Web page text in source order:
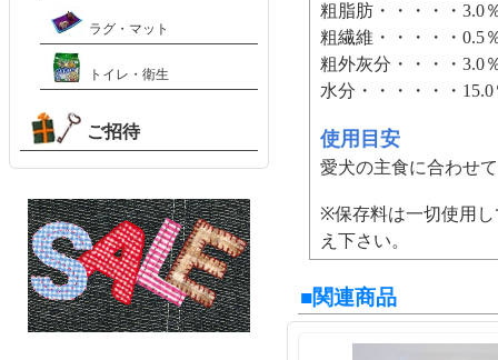
粗脂肪・・・・・3.0
粗繊維・・・・・0.5
粗外灰分・・・・3.0
水分・・・・・・
使用目安
愛犬の主食に合わせ
※保存料は一切使用
え下さい。
■関連商品
ラグ・マット
トイレ・衛生
ご招待